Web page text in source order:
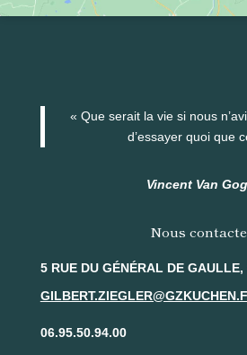
« Que serait la vie si nous
d’essayer quoi que
Vincent Van
Nous
5 RUE DU GÉNÉRAL DE
06.95.50.94.00